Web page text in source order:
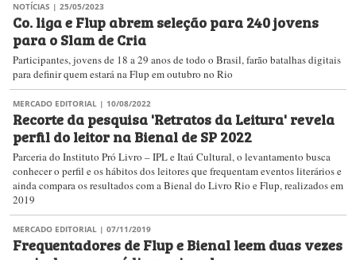
NOTÍCIAS | 25/05/2023
Co. liga e Flup abrem seleção para 240 jovens
para o Slam de Cria
Participantes, jovens de 18 a 29 anos de todo o Brasil, farão batalhas digitais
para definir quem estará na Flup em outubro no Rio
MERCADO EDITORIAL | 10/08/2022
Recorte da pesquisa 'Retratos da Leitura' revela
perfil do leitor na Bienal de SP 2022
Parceria do Instituto Pró Livro – IPL e Itaú Cultural, o levantamento busca
conhecer o perfil e os hábitos dos leitores que frequentam eventos literários e
ainda compara os resultados com a Bienal do Livro Rio e Flup, realizados em
2019
MERCADO EDITORIAL | 07/11/2019
Frequentadores de Flup e Bienal leem duas vezes